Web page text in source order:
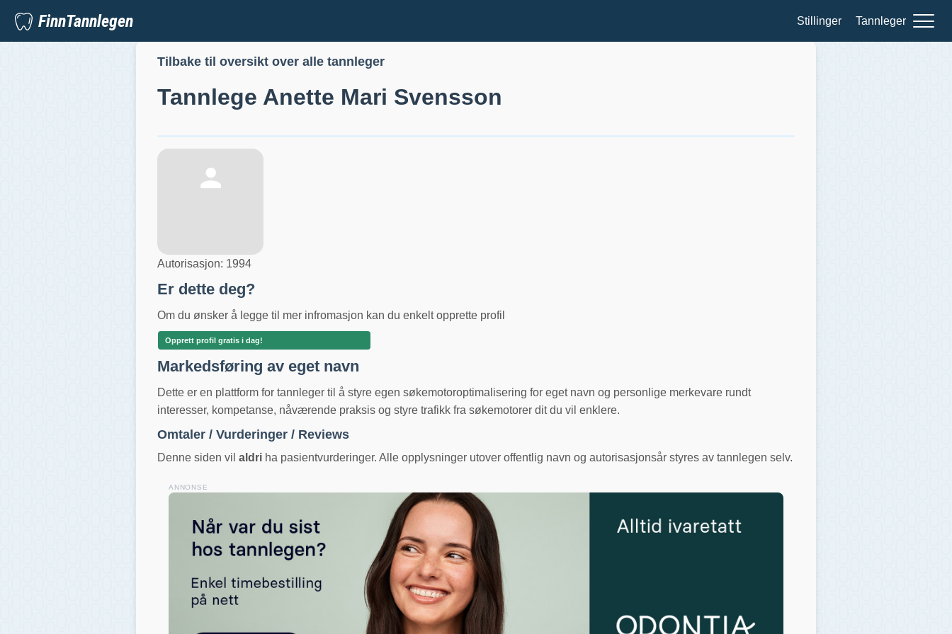
FinnTannlegen Stillinger Tannleger
Tilbake til oversikt over alle tannleger
Tannlege Anette Mari Svensson
Autorisasjon: 1994
Er dette deg?
Om du ønsker å legge til mer infromasjon kan du enkelt opprette profil
Opprett profil gratis i dag!
Markedsføring av eget navn
Dette er en plattform for tannleger til å styre egen søkemotoroptimalisering for eget navn og personlige merkevare rundt
interesser, kompetanse, nåværende praksis og styre trafikk fra søkemotorer dit du vil enklere.
Omtaler / Vurderinger / Reviews
Denne siden vil aldri ha pasientvurderinger. Alle opplysninger utover offentlig navn og autorisasjonsår styres av tannlegen selv.
ANNONSE